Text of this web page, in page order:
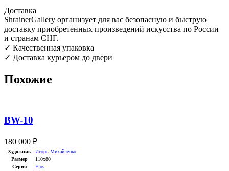
Доставка
ShrainerGallery организует для вас безопасную и быструю
доставку приобретенных произведений искусства по России
и странам СНГ.
✓ Качественная упаковка
✓ Доставка курьером до двери
Похожие
BW-10
180 000 ₽
Художник
Игорь Михайленко
Размер
110х80
Серия
Flos